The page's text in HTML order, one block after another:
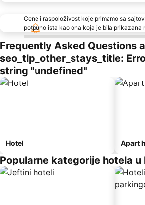
Cene i raspoloživost koje primamo sa
potpuno ista kao ona koja je bila prikazana
Frequently Asked Questions
seo_tlp_other_stays_title:
string "undefined"
Hotel Apart
Popularne kategorije hotela u